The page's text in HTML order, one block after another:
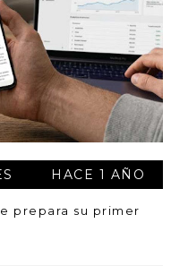
HACE 1 AÑO
prepara su primer